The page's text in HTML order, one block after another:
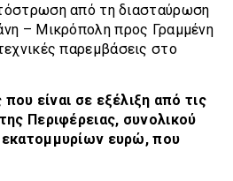
από τη διασταύρωση
– Μικρόπολη προς Γραμμένη
παρεμβάσεις στο
είναι σε εξέλιξη από τις
Περιφέρειας, συνολικού
ευρώ, που